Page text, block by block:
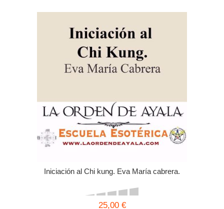
Iniciación al Chi kung. Eva María cabrera.
25,00 €